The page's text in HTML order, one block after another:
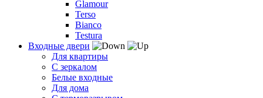
Glamour
Terso
Bianco
Testura
Входные двери
Для квартиры
С зеркалом
Белые входные
Для дома